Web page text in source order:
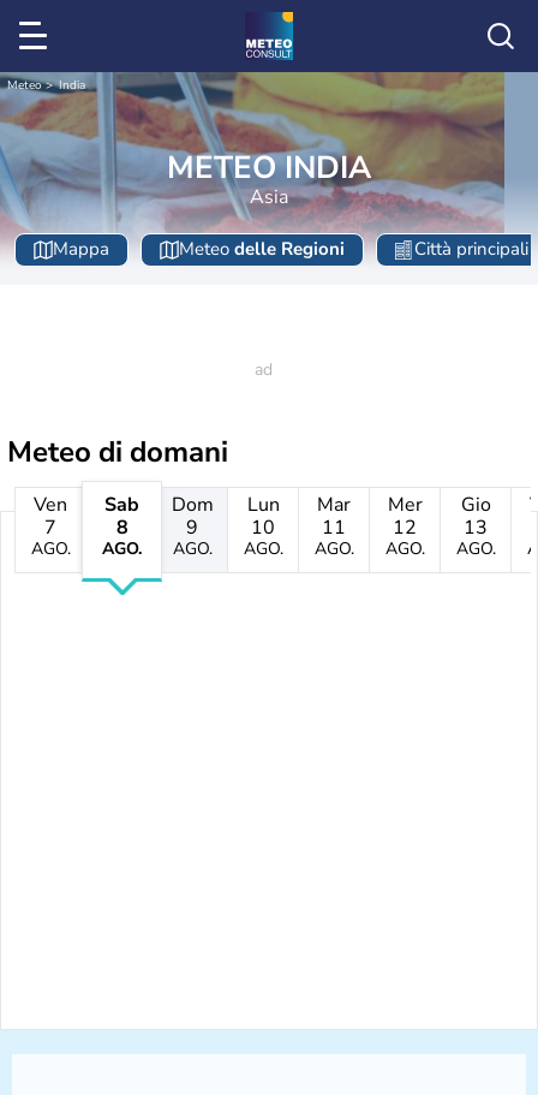
Meteo India
METEO INDIA
Asia
Mappa Meteo delle Regioni Città principali
Meteo di domani
Ven
7
AGO.
Sab
8
AGO.
Dom
9
AGO.
Lun
10
AGO.
Mar
11
AGO.
Mer
12
AGO.
Gio
13
AGO.